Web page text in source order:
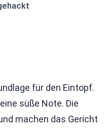
für den Eintopf.
süße Note. Die
machen das Gericht